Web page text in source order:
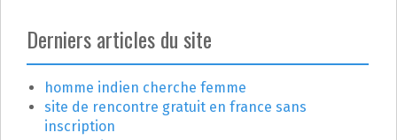
Derniers articles du site
homme indien cherche femme
site de rencontre gratuit en france sans
inscription